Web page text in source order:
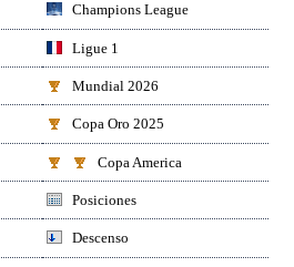
Champions League
Ligue 1
Mundial 2026
Copa Oro 2025
Copa America
Posiciones
Descenso